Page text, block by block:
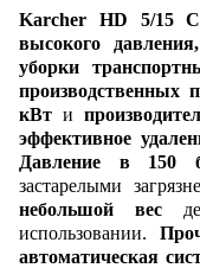
Karcher HD 5/15 C
высокого давления,
уборки
производственных
кВт и
эффективное
Давление в 150
застарелыми
небольшой вес
использовании.
автоматическая